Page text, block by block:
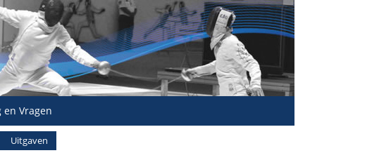
en Vragen
Uitgaven